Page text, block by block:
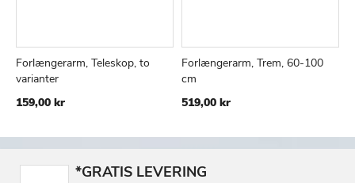
Læg i kurv
TILFØJSAMMENLIGN
Forlængerarm, Teleskop, to
varianter
159,00 kr
Forlængerarm, Trem, 60-100
cm
519,00 kr
*GRATIS LEVERING